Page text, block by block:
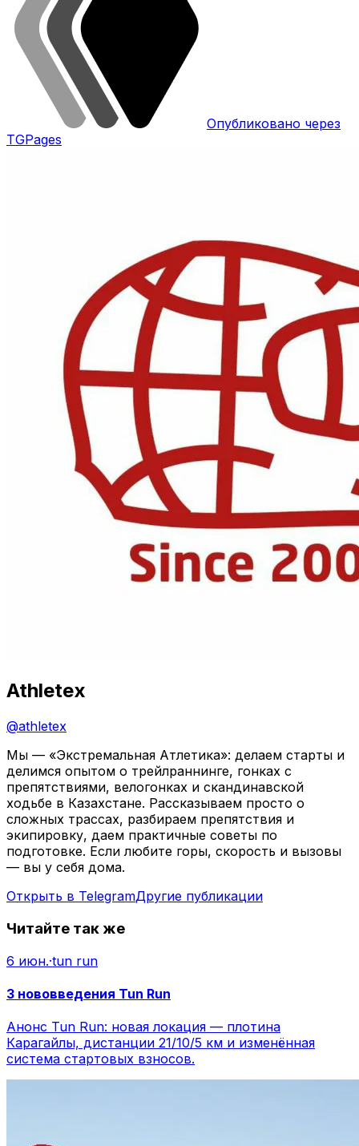
Опубликовано через
TGPages
Athletex
@athletex
Мы — «Экстремальная Атлетика»: делаем старты и
делимся опытом о трейлраннинге, гонках с
препятствиями, велогонках и скандинавской
ходьбе в Казахстане. Рассказываем просто о
сложных трассах, разбираем препятствия и
экипировку, даем практичные советы по
подготовке. Если любите горы, скорость и вызовы
— вы у себя дома.
Открыть в TelegramДругие публикации
Читайте так же
6 июн.·tun run
3 нововведения Tun Run
Анонс Tun Run: новая локация — плотина
Карагайлы, дистанции 21/10/5 км и изменённая
система стартовых взносов.